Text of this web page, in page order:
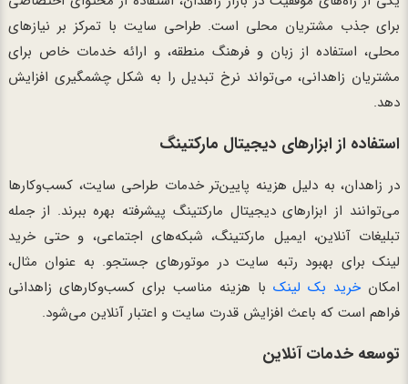
برای جذب مشتریان محلی است. طراحی سایت با تمرکز بر نیازهای
محلی، استفاده از زبان و فرهنگ منطقه، و ارائه خدمات خاص برای
مشتریان زاهدانی، می‌تواند نرخ تبدیل را به شکل چشمگیری افزایش
دهد.
استفاده از ابزارهای دیجیتال مارکتینگ
در زاهدان، به دلیل هزینه پایین‌تر خدمات طراحی سایت، کسب‌وکارها
می‌توانند از ابزارهای دیجیتال مارکتینگ پیشرفته بهره ببرند. از جمله
تبلیغات آنلاین، ایمیل مارکتینگ، شبکه‌های اجتماعی، و حتی خرید
لینک برای بهبود رتبه سایت در موتورهای جستجو. به عنوان مثال،
امکانخرید بک لینکبا هزینه مناسب برای کسب‌وکارهای زاهدانی
فراهم است که باعث افزایش قدرت سایت و اعتبار آنلاین می‌شود.
توسعه خدمات آنلاین